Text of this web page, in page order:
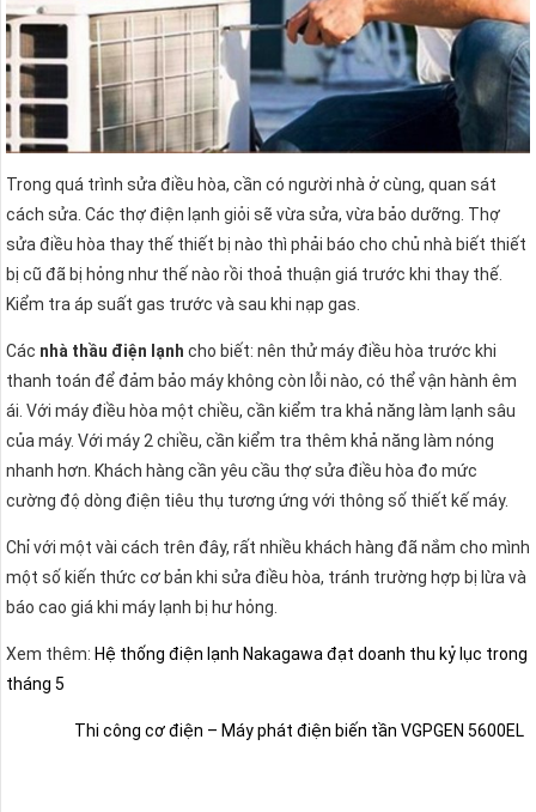
Trong quá trình sửa điều hòa, cần có người nhà ở cùng, quan sát
cách sửa. Các thợ điện lạnh giỏi sẽ vừa sửa, vừa bảo dưỡng. Thợ
sửa điều hòa thay thế thiết bị nào thì phải báo cho chủ nhà biết thiết
bị cũ đã bị hỏng như thế nào rồi thoả thuận giá trước khi thay thế.
Kiểm tra áp suất gas trước và sau khi nạp gas.
Các nhà thầu điện lạnh cho biết: nên thử máy điều hòa trước khi
thanh toán để đảm bảo máy không còn lỗi nào, có thể vận hành êm
ái. Với máy điều hòa một chiều, cần kiểm tra khả năng làm lạnh sâu
của máy. Với máy 2 chiều, cần kiểm tra thêm khả năng làm nóng
nhanh hơn. Khách hàng cần yêu cầu thợ sửa điều hòa đo mức
cường độ dòng điện tiêu thụ tương ứng với thông số thiết kế máy.
Chỉ với một vài cách trên đây, rất nhiều khách hàng đã nắm cho mình
một số kiến thức cơ bản khi sửa điều hòa, tránh trường hợp bị lừa và
báo cao giá khi máy lạnh bị hư hỏng.
Xem thêm: Hệ thống điện lạnh Nakagawa đạt doanh thu kỷ lục trong
tháng 5
Thi công cơ điện – Máy phát điện biến tần VGPGEN 5600EL